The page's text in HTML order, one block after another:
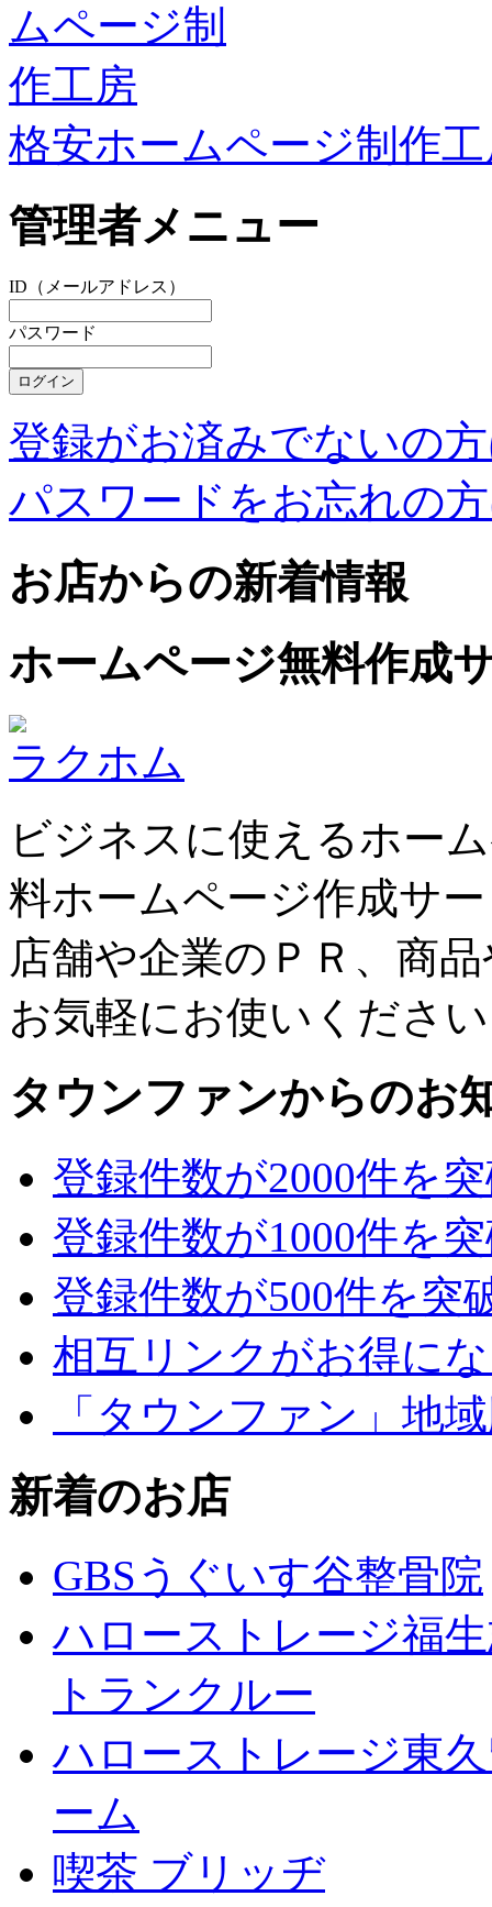
格安ホームページ制作
管理者メニュー
ID（メールアドレス）
パスワード
登録がお済みでないの
パスワードをお忘れの
お店からの新着情報
ホームページ無料作成
ラクホム
ビジネスに使えるホー
料ホームページ作成サ
店舗や企業のＰＲ、商
お気軽にお使いくださ
タウンファンからのお
登録件数が2000件を
登録件数が1000件を
登録件数が500件を突
相互リンクがお得に
「タウンファン」地
新着のお店
GBSうぐいす谷整骨院
ハローストレージ福
トランクルー
ハローストレージ東
ーム
喫茶 ブリッヂ